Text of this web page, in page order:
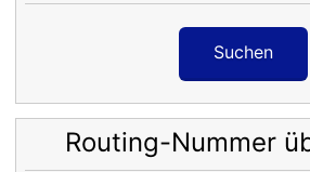
Suchen
Routing-Nummer